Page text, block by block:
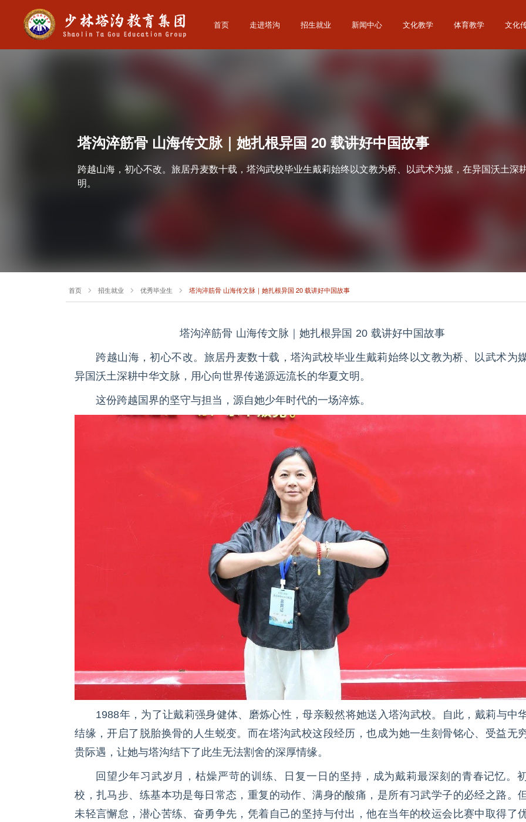
首页 走进塔沟 招生就业 新闻中心 文化教学 体育教学 文化
塔沟淬筋骨 山海传文脉｜她扎根异国 20 载讲好中国故事
跨越山海，初心不改。旅居丹麦数十载，塔沟武校毕业生戴莉始终以文教为桥、以武术为媒，在异国沃土
明。
首页 招生就业 优秀毕业生 塔沟淬筋骨 山海传文脉｜她扎根异国 20 载讲好中国故事
塔沟淬筋骨 山海传文脉｜她扎根异国 20 载讲好中国故事
跨越山海，初心不改。旅居丹麦数十载，塔沟武校毕业生戴莉始终以文教为桥、以武术为
异国沃土深耕中华文脉，用心向世界传递源远流长的华夏文明。
这份跨越国界的坚守与担当，源自她少年时代的一场淬炼。
1988年，为了让戴莉强身健体、磨炼心性，母亲毅然将她送入塔沟武校。自此，戴莉与中
结缘，开启了脱胎换骨的人生蜕变。而在塔沟武校这段经历，也成为她一生刻骨铭心、受益无
贵际遇，让她与塔沟结下了此生无法割舍的深厚情缘。
回望少年习武岁月，枯燥严苛的训练、日复一日的坚持，成为戴莉最深刻的青春记忆。
校，扎马步、练基本功是每日常态，重复的动作、满身的酸痛，是所有习武学子的必经之路。
未轻言懈怠，潜心苦练、奋勇争先，凭着自己的坚持与付出，他在当年的校运会比赛中取得了